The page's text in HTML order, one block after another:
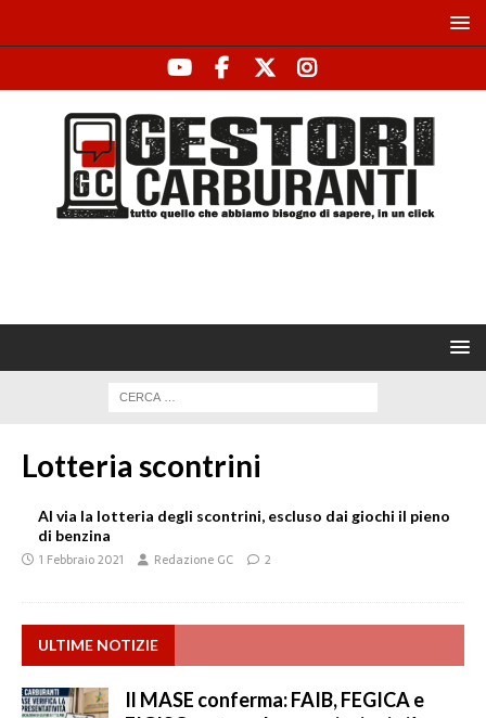
Lotteria scontrini
Al via la lotteria degli scontrini, escluso dai giochi il pieno
di benzina
1 Febbraio 2021 Redazione GC 2
ULTIME NOTIZIE
Il MASE conferma: FAIB, FEGICA e